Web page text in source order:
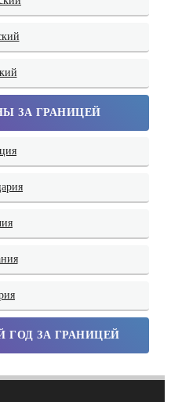
ЗА ГРАНИЦЕЙ
ГОД ЗА ГРАНИЦЕЙ